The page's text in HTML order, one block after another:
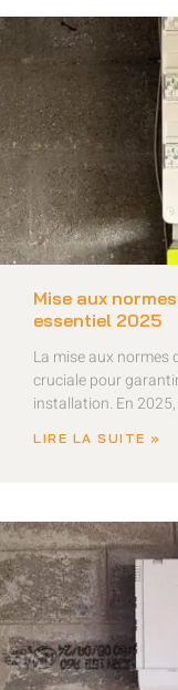
Mise aux
essentiel 2025
La mise aux normes
cruciale pour
installation. En
LIRE LA SUITE »